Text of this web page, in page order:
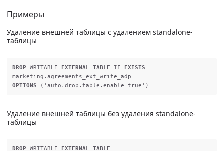
Примеры
Удаление внешней таблицы с удалением standalone-
таблицы
DROP WRITABLE EXTERNAL TABLE IF
EXISTS
marketing . agreements_ext_write_adp
OPTIONS
( 'auto.drop.table.enable=true' )
Удаление внешней таблицы без удаления standalone-
таблицы
DROP WRITABLE EXTERNAL TABLE